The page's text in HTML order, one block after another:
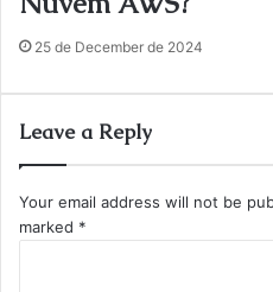
25 de December de 2024
Leave a Reply
Your email address will not be
marked *